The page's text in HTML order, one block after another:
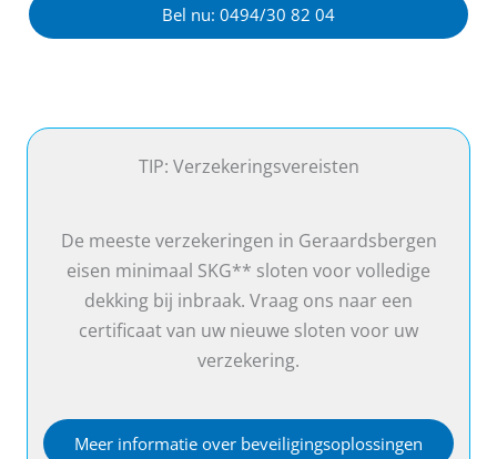
TIP: Verzekeringsvereisten
De meeste verzekeringen in Geraardsbergen
eisen minimaal SKG** sloten voor volledige
dekking bij inbraak. Vraag ons naar een
certificaat van uw nieuwe sloten voor uw
verzekering.
Meer informatie over beveiligingsoplossingen
Bel nu: 0494/30 82 04